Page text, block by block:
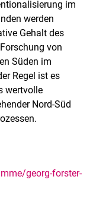
im
werden
Gehalt des
von
Süden im
Regel ist es
wertvolle
Nord-Süd
georg-forster-